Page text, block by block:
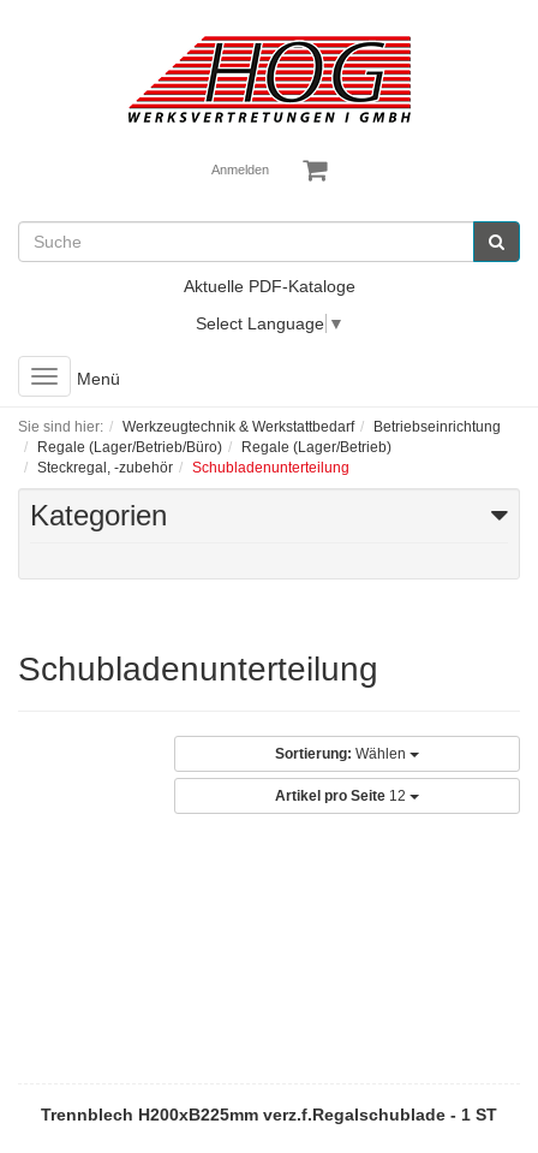
Anmelden
Aktuelle PDF-Kataloge
Select Language ▼
Toggle
navigation
Menü
Sie sind hier: Werkzeugtechnik & Werkstattbedarf
Betriebseinrichtung
Regale (Lager/Betrieb/Büro)
Regale (Lager/Betrieb)
Steckregal, -zubehör
Schubladenunterteilung
Kategorien
Schubladenunterteilung
Sortierung: Wählen
Artikel pro Seite 12
Trennblech H200xB225mm verz.f.Regalschublade - 1 ST